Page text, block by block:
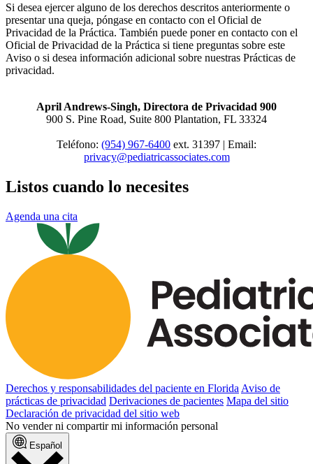
Si desea ejercer alguno de los derechos descritos anteriormente o
presentar una queja, póngase en contacto con el Oficial de
Privacidad de la Práctica. También puede poner en contacto con el
Oficial de Privacidad de la Práctica si tiene preguntas sobre este
Aviso o si desea información adicional sobre nuestras Prácticas de
privacidad.
April Andrews-Singh, Directora de Privacidad 900
900 S. Pine Road, Suite 800 Plantation, FL 33324
Teléfono: (954) 967-6400 ext. 31397 | Email:
privacy@pediatricassociates.com
Listos cuando lo necesites
Agenda una cita
Derechos y responsabilidades del paciente en Florida Aviso de
prácticas de privacidad Derivaciones de pacientes Mapa del sitio
Declaración de privacidad del sitio web
No vender ni compartir mi información personal
Español